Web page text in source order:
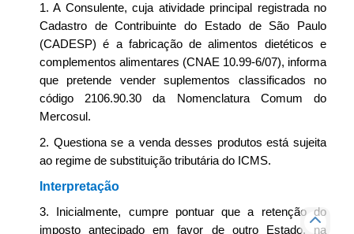
1. A Consulente, cuja atividade principal registrada no
Cadastro de Contribuinte do Estado de São Paulo
(CADESP) é a fabricação de alimentos dietéticos e
complementos alimentares (CNAE 10.99-6/07), informa
que pretende vender suplementos classificados no
código 2106.90.30 da Nomenclatura Comum do
Mercosul.
2. Questiona se a venda desses produtos está sujeita
ao regime de substituição tributária do ICMS.
Interpretação
3. Inicialmente, cumpre pontuar que a retenção do
imposto antecipado em favor de outro Estado, na